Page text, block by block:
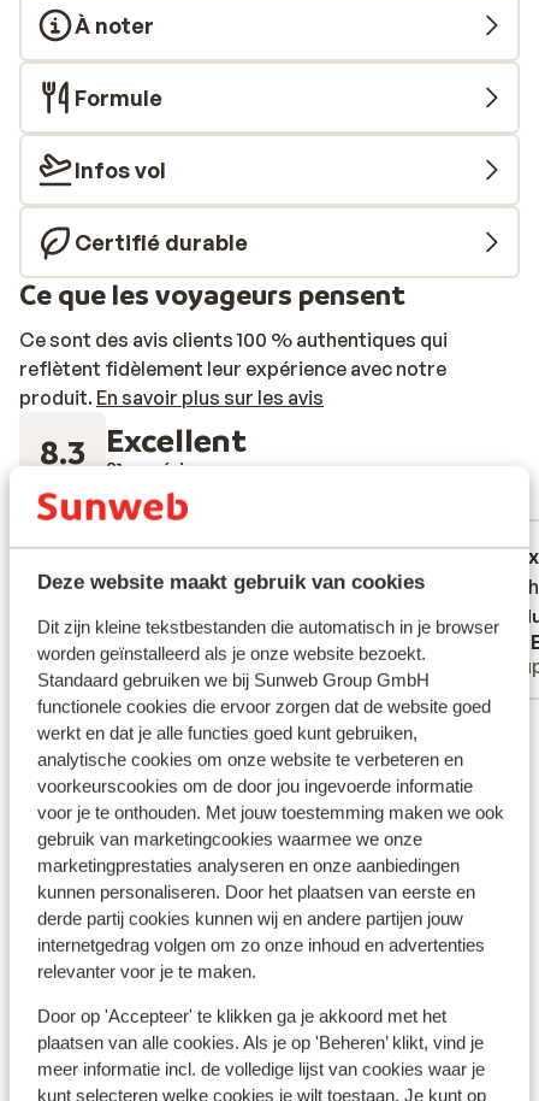
Deze website maakt gebruik van cookies
Dit zijn kleine tekstbestanden die automatisch in je browser
worden geïnstalleerd als je onze website bezoekt.
Standaard gebruiken we bij Sunweb Group GmbH
functionele cookies die ervoor zorgen dat de website goed
werkt en dat je alle functies goed kunt gebruiken,
analytische cookies om onze website te verbeteren en
voorkeurscookies om de door jou ingevoerde informatie
voor je te onthouden. Met jouw toestemming maken we ook
gebruik van marketingcookies waarmee we onze
marketingprestaties analyseren en onze aanbiedingen
kunnen personaliseren. Door het plaatsen van eerste en
derde partij cookies kunnen wij en andere partijen jouw
internetgedrag volgen om zo onze inhoud en advertenties
relevanter voor je te maken.
Door op 'Accepteer' te klikken ga je akkoord met het
plaatsen van alle cookies. Als je op 'Beheren’ klikt, vind je
meer informatie incl. de volledige lijst van cookies waar je
kunt selecteren welke cookies je wilt toestaan. Je kunt op
À noter
Formule
Infos vol
Certifié durable
Ce que les voyageurs pensent
Ce sont des avis clients 100 % authentiques qui
reflètent fidèlement leur expérience avec notre
produit. En savoir plus sur les avis
8.3 Excellent
31 expériences
Réservé le plus par couples
10 Excellent
16 mai 2026
Schoon en vriendelijke mensen
Schoon en vriendelijke mensen
Traduire en français (BE)
Anonyme
Couples
8.1
Voir toutes les 31 expériences
Emplacement
Afficher sur la carte
À proximité
Distance de la plage environ 800 mètres (plage de